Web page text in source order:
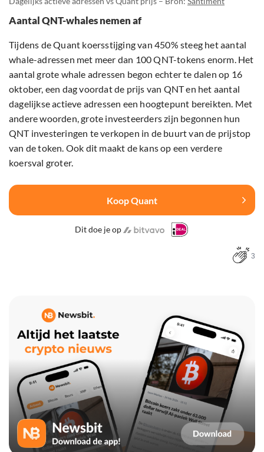
Aantal QNT-whales nemen af
Tijdens de Quant koersstijging van 450% steeg het aantal
whale-adressen met meer dan 100 QNT-tokens enorm. Het
aantal grote whale adressen begon echter te dalen op 16
oktober, een dag voordat de prijs van QNT en het aantal
dagelijkse actieve adressen een hoogtepunt bereikten. Met
andere woorden, grote investeerders zijn begonnen hun
QNT investeringen te verkopen in de buurt van de prijstop
van de token. Ook dit maakt de kans op een verdere
koersval groter.
Koop Quant
Dit doe je op
3